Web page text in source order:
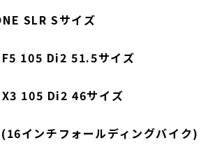
SLR Sサイズ
F5 105 Di2 51.5サイズ
X3 105 Di2 46サイズ
インチフォールディングバイク)